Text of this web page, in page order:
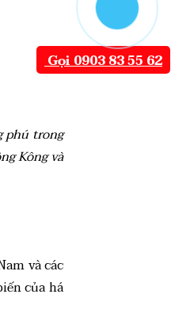
phú trong
Kông và
và các
của há
Gọi 0903 83 55 62